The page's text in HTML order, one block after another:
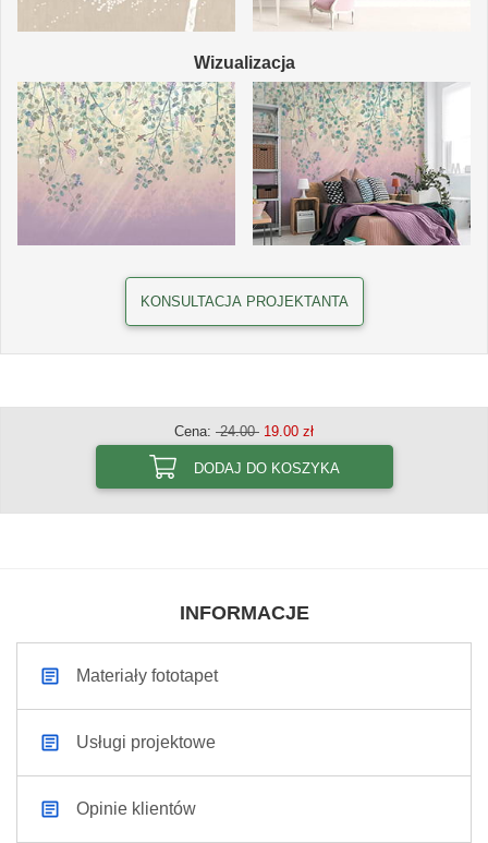
Wizualizacja
KONSULTACJA PROJEKTANTA
Cena: 24.00 19.00 zł
DODAJ DO KOSZYKA
INFORMACJE
Materiały fototapet
Usługi projektowe
Opinie klientów